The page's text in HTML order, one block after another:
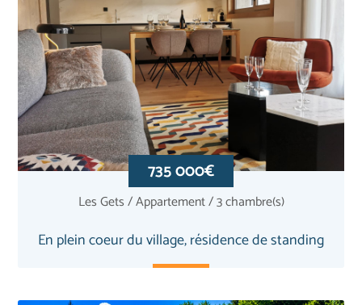
735 000€
Les Gets / Appartement / 3 chambre(s)
En plein coeur du village, résidence de standing